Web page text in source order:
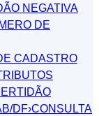
NEGATIVA
DE
CADASTRO
DF›CONSULTA